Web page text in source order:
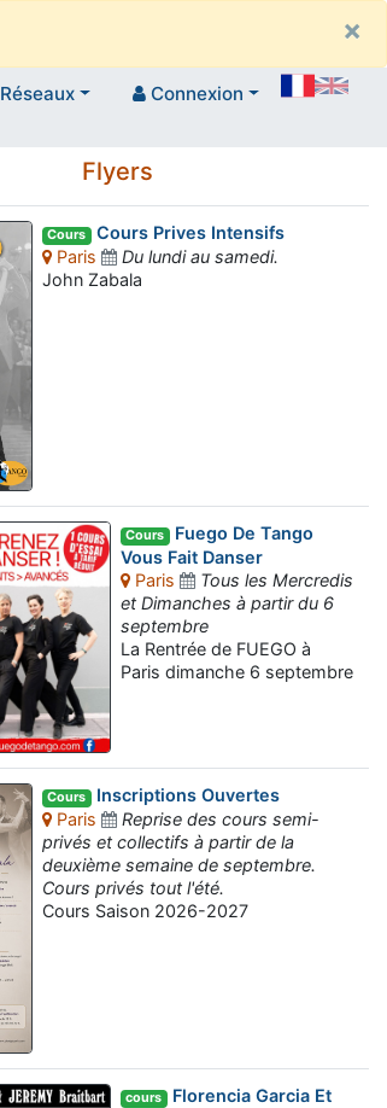
×
Réseaux Connexion
Flyers
Cours Cours Prives Intensifs
Paris
Du lundi au samedi.
John Zabala
Cours Fuego De Tango
Vous Fait Danser
Paris
Tous les Mercredis
et Dimanches à partir du 6
septembre
La Rentrée de FUEGO à
Paris dimanche 6 septembre
Cours Inscriptions Ouvertes
Paris
Reprise des cours semi-
privés et collectifs à partir de la
deuxième semaine de septembre.
Cours privés tout l'été.
Cours Saison 2026-2027
cours Florencia Garcia Et